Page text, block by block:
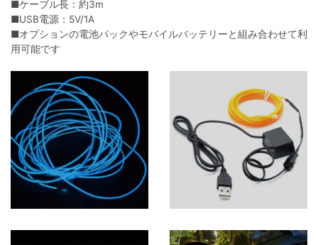
■ケーブル長：約3m
■USB電源：5V/1A
■オプションの電池パックやモバイルバッテリーと組み合わせて利
用可能です